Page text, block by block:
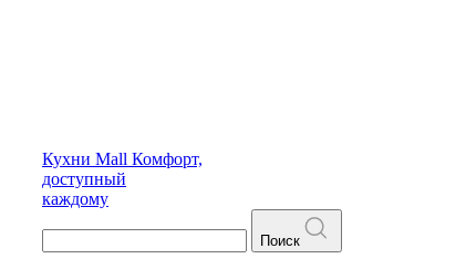
Кухни Mall Комфорт,
доступный
каждому
Поиск